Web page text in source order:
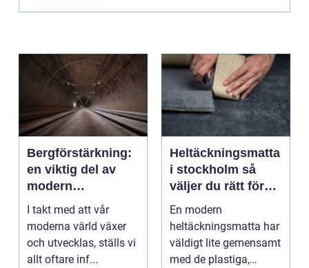
Bergförstärkning:
en viktig del av
modern
infrastruktur
I takt med att vår
moderna värld växer
och utvecklas, ställs vi
allt oftare inf...
Heltäckningsmatta
i stockholm så
väljer du rätt för
hem och kontor
En modern
heltäckningsmatta har
väldigt lite gemensamt
med de plastiga,